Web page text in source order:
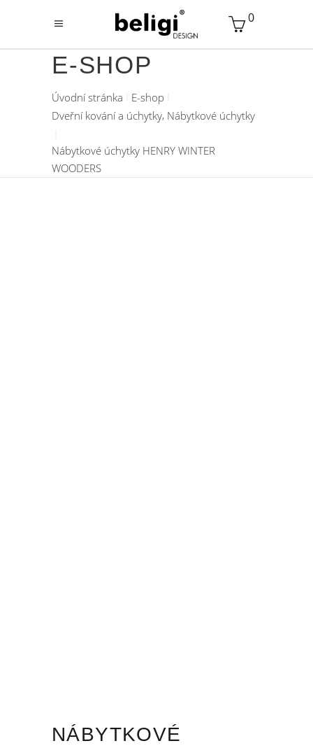
0
E-SHOP
Úvodní stránka
E-shop
Dveřní kování a úchytky, Nábytkové úchytky
Nábytkové úchytky HENRY WINTER
WOODERS
NÁBYTKOVÉ